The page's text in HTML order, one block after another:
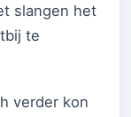
slangen het
te
verder kon